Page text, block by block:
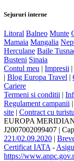
Sejururi interne
Litoral Balneo Munte
Mamaia Mangalia
Herculane Baile
Busteni Sinaia
Contul meu | Impresii |
| Blog Europa Travel |
Cariere
Termeni si conditii |
Regulament campanii |
site | Contract cu
EUROPA
J2007002099407 |
221/02.09.2020 |
Certificat IATA -
https://